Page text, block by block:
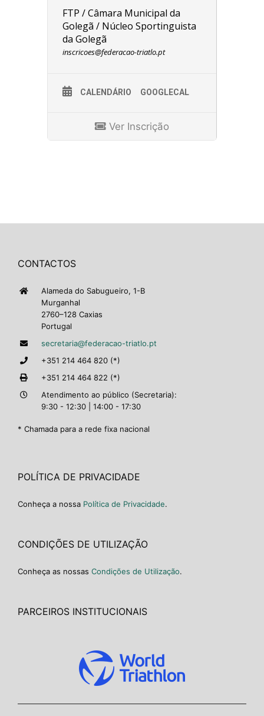
FTP / Câmara Municipal da
Golegã / Núcleo Sportinguista
da Golegã
inscricoes@federacao-triatlo.pt
CALENDÁRIO GOOGLECAL
Ver Inscrição
CONTACTOS
Alameda do Sabugueiro, 1-B
Murganhal
2760–128 Caxias
Portugal
secretaria@federacao-triatlo.pt
+351 214 464 820 (*)
+351 214 464 822 (*)
Atendimento ao público (Secretaria):
9:30 - 12:30 | 14:00 - 17:30
* Chamada para a rede fixa nacional
POLÍTICA DE PRIVACIDADE
Conheça a nossa Política de Privacidade.
CONDIÇÕES DE UTILIZAÇÃO
Conheça as nossas Condições de Utilização.
PARCEIROS INSTITUCIONAIS